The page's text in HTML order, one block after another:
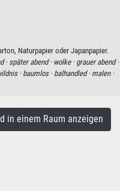
Naturpapier oder Japanpapier.
· später abend · wolke · grauer abend ·
· baumlos · balhandled · malen ·
einem Raum anzeigen